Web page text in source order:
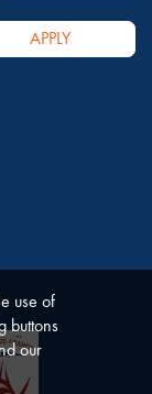
APPLY
use of
buttons
our